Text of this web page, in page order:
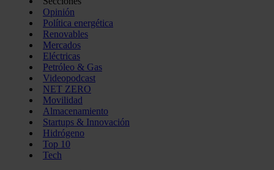
Opinión
Política energética
Renovables
Mercados
Eléctricas
Petróleo & Gas
Videopodcast
NET ZERO
Movilidad
Almacenamiento
Startups & Innovación
Hidrógeno
Top 10
Tech